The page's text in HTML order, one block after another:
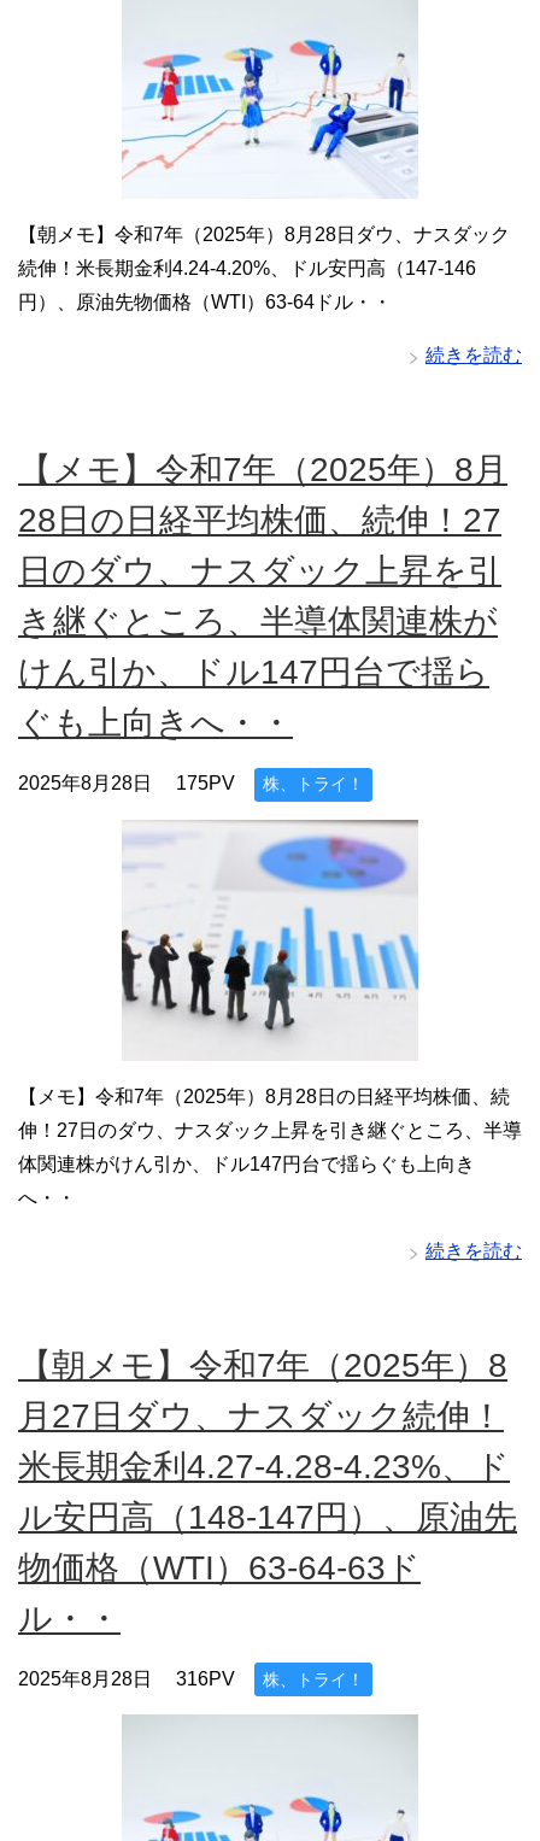
【朝メモ】令和7年（2025年）8月28日ダウ、ナスダック
続伸！米長期金利4.24-4.20%、ドル安円高（147-146
円）、原油先物価格（WTI）63-64ドル・・
続きを読む
【メモ】令和7年（2025年）8月
28日の日経平均株価、続伸！27
日のダウ、ナスダック上昇を引
き継ぐところ、半導体関連株が
けん引か、ドル147円台で揺ら
ぐも上向きへ・・
2025年8月28日 175PV 株、トライ！
【メモ】令和7年（2025年）8月28日の日経平均株価、続
伸！27日のダウ、ナスダック上昇を引き継ぐところ、半導
体関連株がけん引か、ドル147円台で揺らぐも上向き
へ・・
続きを読む
【朝メモ】令和7年（2025年）8
月27日ダウ、ナスダック続伸！
米長期金利4.27-4.28-4.23%、ド
ル安円高（148-147円）、原油先
物価格（WTI）63-64-63ド
ル・・
2025年8月28日 316PV 株、トライ！